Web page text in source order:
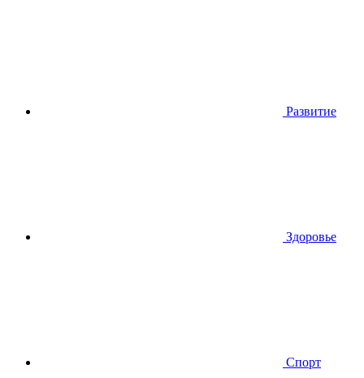
Развитие
Здоровье
Спорт